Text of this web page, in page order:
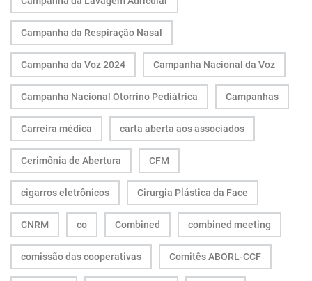
Campanha da Respiração Nasal
Campanha da Voz 2024 Campanha Nacional da Voz
Campanha Nacional Otorrino Pediátrica Campanhas
Carreira médica carta aberta aos associados
Cerimônia de Abertura CFM
cigarros eletrônicos Cirurgia Plástica da Face
CNRM co Combined combined meeting
comissão das cooperativas Comitês ABORL-CCF